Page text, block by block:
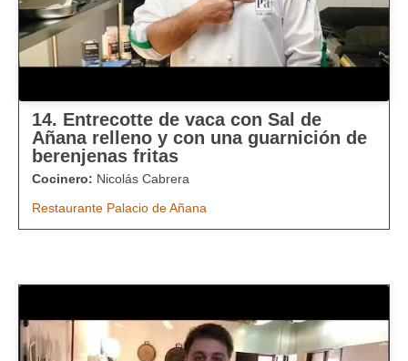
14. Entrecotte de vaca con Sal de
Añana relleno y con una guarnición de
berenjenas fritas
Cocinero: Nicolás Cabrera
Restaurante Palacio de Añana